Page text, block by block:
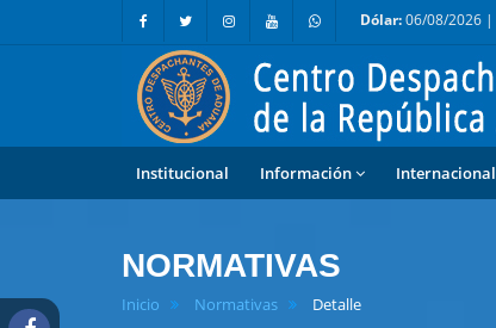
Dólar:06/08/2026 |
Institucional Información Internacional
NORMATIVAS
Inicio Normativas Detalle